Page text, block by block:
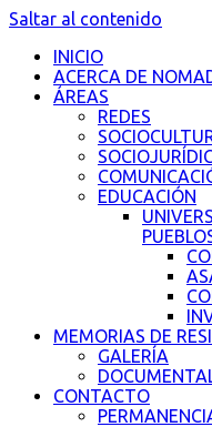
Saltar al contenido
INICIO
ACERCA DE
ÁREAS
REDES
EDUCACIÓN
MEMORIAS DE
GALERÍA
CONTACTO